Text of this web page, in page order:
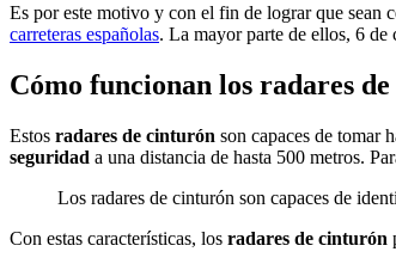
Es por este motivo y con el fin de lograr que sean
carreteras españolas. La mayor parte de ellos, 6 de
Cómo funcionan los radares
Estos radares de cinturón son capaces de tomar
seguridad a una distancia de hasta 500 metros.
Los radares de cinturón son capaces de
Con estas características, los radares de cinturón